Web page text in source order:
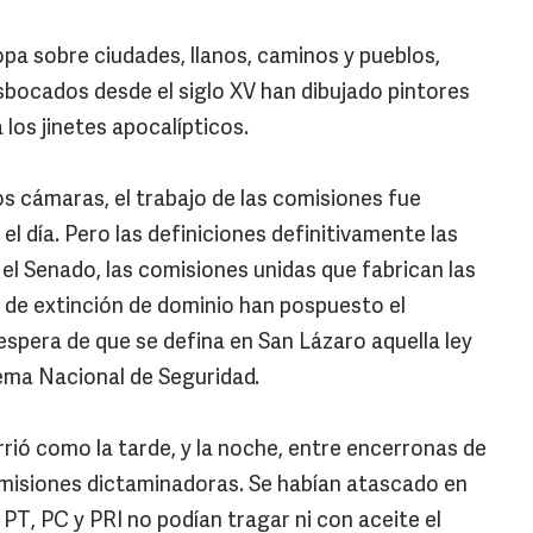
sobre ciudades, llanos, caminos y pueblos,
desde el siglo XV han dibujado pintores
los jinetes apocalípticos.
cámaras, el trabajo de las comisiones fue
día. Pero las definiciones definitivamente las
Senado, las comisiones unidas que fabrican las
extinción de dominio han pospuesto el
de que se defina en San Lázaro aquella ley
Nacional de Seguridad.
como la tarde, y la noche, entre encerronas de
dictaminadoras. Se habían atascado en
PC y PRI no podían tragar ni con aceite el